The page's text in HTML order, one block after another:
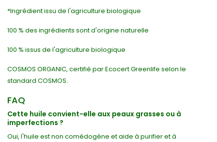
*Ingrédient issu de l'agriculture biologique
100 % des ingrédients sont d'origine naturelle
100 % issus de l'agriculture biologique
COSMOS ORGANIC, certifié par Ecocert Greenlife selon le
standard COSMOS.
FAQ
Cette huile convient-elle aux peaux grasses ou à
imperfections ?
Oui, l'huile est non comédogène et aide à purifier et à